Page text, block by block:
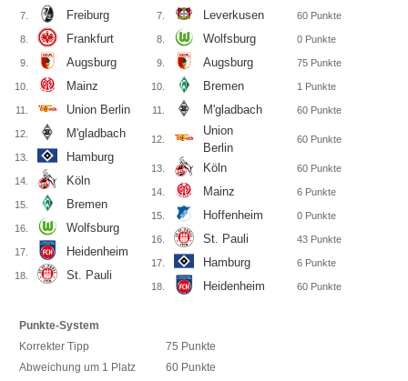
7. Freiburg
8. Frankfurt
9. Augsburg
10. Mainz
11. Union Berlin
12. M'gladbach
13. Hamburg
14. Köln
15. Bremen
16. Wolfsburg
17. Heidenheim
18. St. Pauli
7. Leverkusen 60 Punkte
8. Wolfsburg 0 Punkte
9. Augsburg 75 Punkte
10. Bremen 1 Punkte
11. M'gladbach 60 Punkte
12.
Union
Berlin
60 Punkte
13. Köln 60 Punkte
14. Mainz 6 Punkte
15. Hoffenheim 0 Punkte
16. St. Pauli 43 Punkte
17. Hamburg 6 Punkte
18. Heidenheim 60 Punkte
Punkte-System
Korrekter Tipp
75 Punkte
Abweichung um 1 Platz
60 Punkte